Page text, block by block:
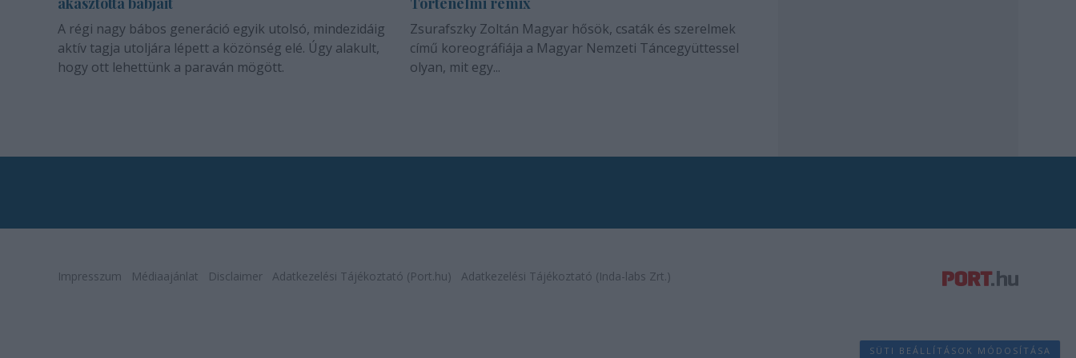
A régi nagy bábos generáció egyik utolsó, mindezidáig
aktív tagja utoljára lépett a közönség elé. Úgy alakult,
hogy ott lehettünk a paraván mögött.
Zsurafszky Zoltán Magyar hősök, csaták és szerelmek
című koreográfiája a Magyar Nemzeti Táncegyüttessel
olyan, mit egy...
Impresszum Médiaajánlat Disclaimer Adatkezelési Tájékoztató (Port.hu) Adatkezelési Tájékoztató (Inda-labs Zrt.)
SÜTI BEÁLLÍTÁSOK MÓDOSÍTÁSA